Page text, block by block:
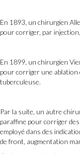
En 1893, un chirurgien
pour corriger, par
En 1899, un chirurgien
pour corriger une ablation
tuberculeuse.
Par la suite, un autre
paraffine pour corriger
employé dans des
de front, augmentation